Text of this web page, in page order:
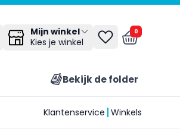
Mijn winkel
Kies je winkel
0
Bekijk de folder
Klantenservice Winkels